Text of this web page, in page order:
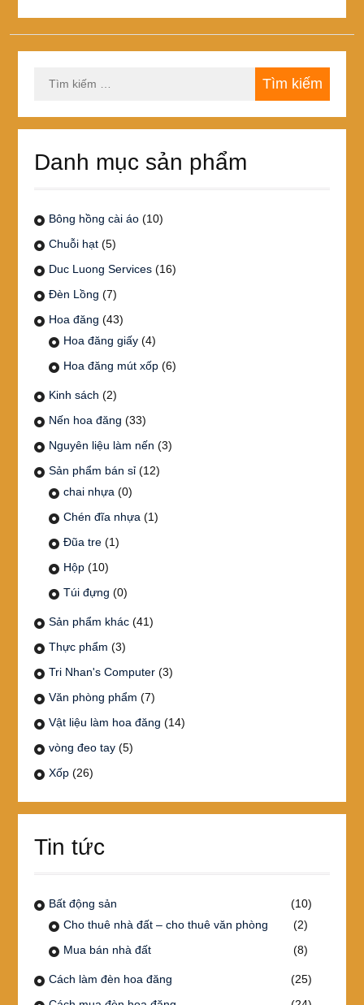
kiếm
Danh mục sản phẩm
Bông hồng cài áo (10)
Chuỗi hạt (5)
Duc Luong Services (16)
Đèn Lồng (7)
Hoa đăng (43)
Hoa đăng giấy (4)
Hoa đăng mút xốp (6)
Kinh sách (2)
Nến hoa đăng (33)
Nguyên liệu làm nến (3)
Sản phẩm bán sỉ (12)
chai nhựa (0)
Chén đĩa nhựa (1)
Đũa tre (1)
Hộp (10)
Túi đựng (0)
Sản phẩm khác (41)
Thực phẩm (3)
Tri Nhan's Computer (3)
Văn phòng phẩm (7)
Vật liệu làm hoa đăng (14)
vòng đeo tay (5)
Xốp (26)
Tin tức
Bất động sản
(10)
Cho thuê nhà đất – cho thuê văn phòng
(2)
Mua bán nhà đất
(8)
Cách làm đèn hoa đăng
(25)